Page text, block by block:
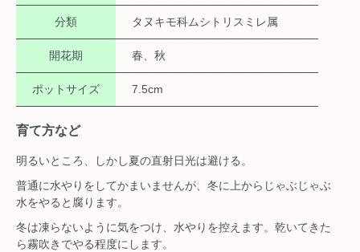
分類 タヌキモ科ムシトリスミレ属
開花期 春、秋
ポットサイズ 7.5cm
育て方など
明るいところ、しかし夏の直射日光は避ける。
普通に水やりをしてかまいませんが、冬に上からじゃぶじゃぶ
水をやると腐ります。
冬は凍らないように気をつけ、水やりを控えます。乾いてきた
ら霧吹きでやる程度にします。